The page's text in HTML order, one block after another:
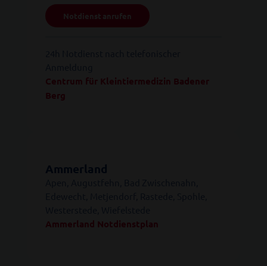
Notdienst anrufen
Centrum für Kleintiermedizin Badener
Berg
Ammerland
Ammerland Notdienstplan